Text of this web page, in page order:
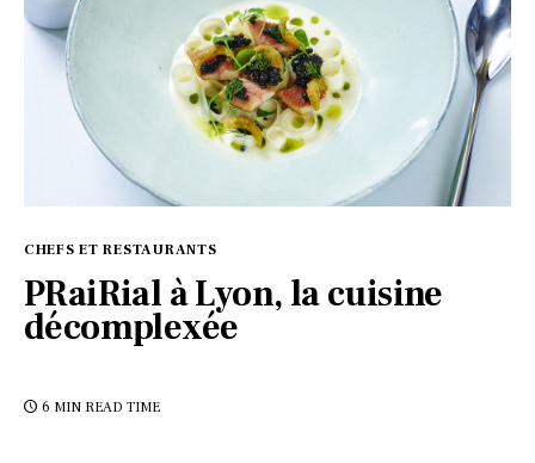
Shopping
Évènements
CHEFS ET RESTAURANTS
PRaiRial à Lyon, la cuisine
décomplexée
6 MIN READ TIME